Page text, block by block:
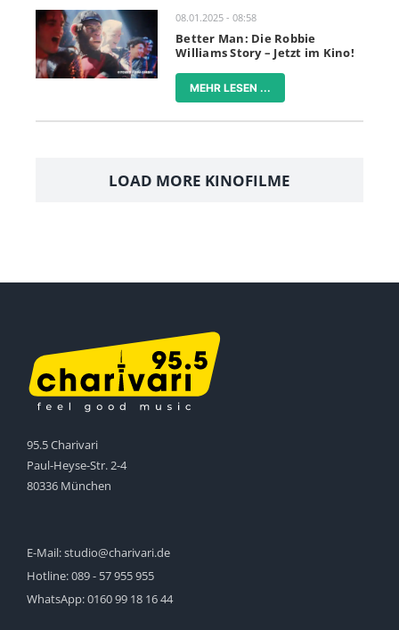
08.01.2025 - 08:58
Better Man: Die Robbie
Williams Story – Jetzt im Kino!
MEHR LESEN ...
LOAD MORE KINOFILME
95.5 Charivari
Paul-Heyse-Str. 2-4
80336 München
E-Mail:studio@charivari.de
Hotline:089 - 57 955 955
WhatsApp:0160 99 18 16 44